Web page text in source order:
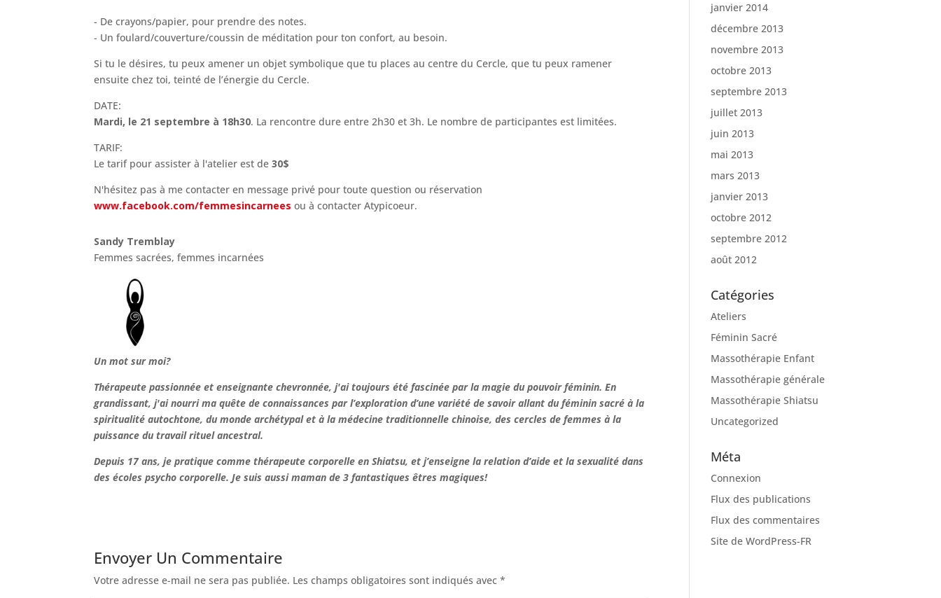
- De crayons/papier, pour prendre des notes.
- Un foulard/couverture/coussin de méditation pour ton confort, au besoin.
Si tu le désires, tu peux amener un objet symbolique que tu places au centre du Cercle, que tu peux ramener
ensuite chez toi, teinté de l’énergie du Cercle.
DATE:
Mardi, le 21 septembre à 18h30. La rencontre dure entre 2h30 et 3h. Le nombre de participantes est limitées.
TARIF:
Le tarif pour assister à l'atelier est de30$
N'hésitez pas à me contacter en message privé pour toute question ou réservation
www.facebook.com/femmesincarnees ou à contacter Atypicoeur.
Sandy Tremblay
Femmes sacrées, femmes incarnées
Un mot sur moi?
Thérapeute passionnée et enseignante chevronnée, j'ai toujours été fascinée par la magie du pouvoir féminin. En
grandissant, j'ai nourri ma quête de connaissances par l’exploration d’une variété de savoir allant du féminin sacré à la
spiritualité autochtone, du monde archétypal et à la médecine traditionnelle chinoise, des cercles de femmes à la
puissance du travail rituel ancestral.
Depuis 17 ans, je pratique comme thérapeute corporelle en Shiatsu, et j’enseigne la relation d’aide et la sexualité dans
des écoles psycho corporelle. Je suis aussi maman de 3 fantastiques êtres magiques!
Envoyer Un Commentaire
Votre adresse e-mail ne sera pas publiée. Les champs obligatoires sont indiqués avec*
janvier 2014
décembre 2013
novembre 2013
octobre 2013
septembre 2013
juillet 2013
juin 2013
mai 2013
mars 2013
janvier 2013
octobre 2012
septembre 2012
août 2012
Catégories
Ateliers
Féminin Sacré
Massothérapie Enfant
Massothérapie générale
Massothérapie Shiatsu
Uncategorized
Méta
Connexion
Flux des publications
Flux des commentaires
Site de WordPress-FR